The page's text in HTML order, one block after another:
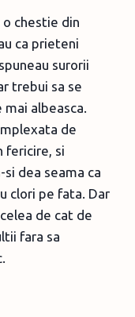
chestie din
ca prieteni
surorii
trebui sa se
albeasca.
de
fericire, si
dea seama ca
clori pe fata. Dar
de cat de
fara sa